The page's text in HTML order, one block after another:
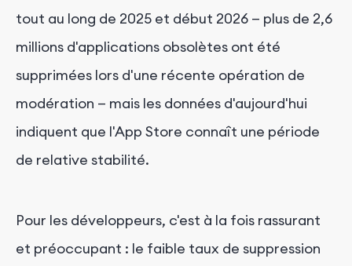
tout au long de 2025 et début 2026 — plus de 2,6
millions d'applications obsolètes ont été
supprimées lors d'une récente opération de
modération — mais les données d'aujourd'hui
indiquent que l'App Store connaît une période
de relative stabilité.
Pour les développeurs, c'est à la fois rassurant
et préoccupant : le faible taux de suppression